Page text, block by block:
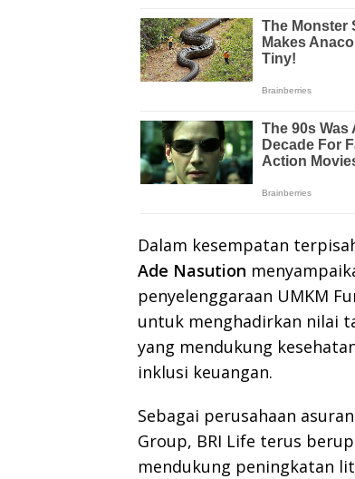
Dalam kesempatan
Ade Nasution
penyelenggaraan UMKM
untuk menghadirkan nilai
yang mendukung
inklusi keuangan.
Sebagai perusahaan
Group, BRI Life terus
mendukung peningkatan